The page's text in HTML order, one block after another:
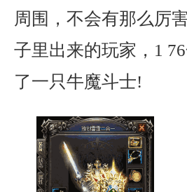
周围，不会有那么厉
子里出来的玩家，1
了一只牛魔斗士!